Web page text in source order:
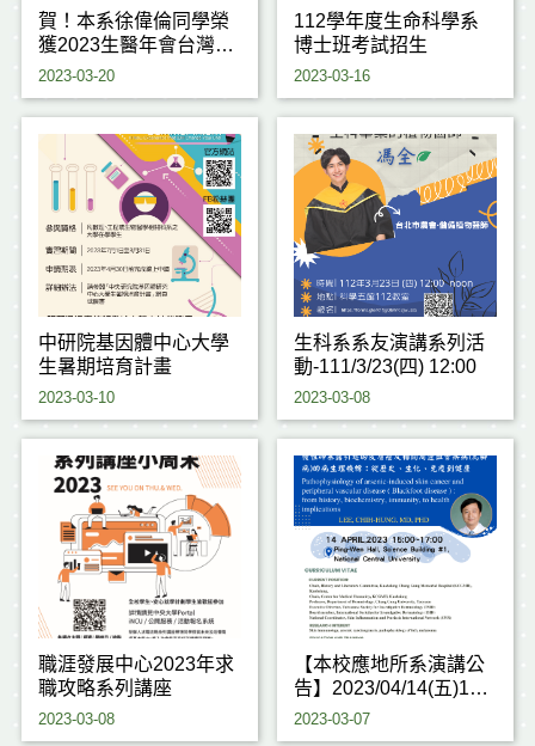
賀！本系徐偉倫同學榮
獲2023生醫年會台灣毒
物學學會口頭論文競賽
2023-03-20
112學年度生命科學系
博士班考試招生
2023-03-16
中研院基因體中心大學
生暑期培育計畫
2023-03-10
生科系系友演講系列活
動-111/3/23(四) 12:00
2023-03-08
職涯發展中心2023年求
職攻略系列講座
2023-03-08
【本校應地所系演講公
告】2023/04/14(五)15
點
2023-03-07